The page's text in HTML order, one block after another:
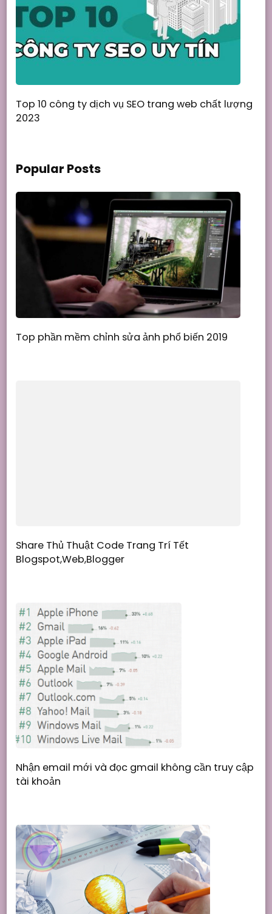
Top 10 công ty dịch vụ SEO trang web chất lượng
2023
Popular Posts
Top phần mềm chỉnh sửa ảnh phổ biến 2019
Share Thủ Thuật Code Trang Trí Tết
Blogspot,Web,Blogger
Nhận email mới và đọc gmail không cần truy cập
tài khoản